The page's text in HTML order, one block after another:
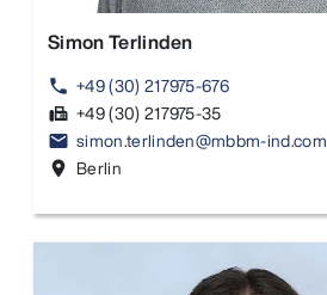
Simon Terlinden
phone +49 (30) 217975-676
fax +49 (30) 217975-35
email simon.terlinden@mbbm-ind.com
location_on Berlin